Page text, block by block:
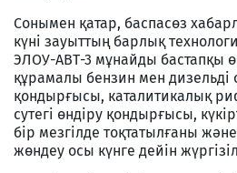
Сонымен қатар, баспасөз
күні зауыттың барлық
ЭЛОУ-АВТ-3 мұнайды бастапқы
құрамалы бензин мен дизельді
қондырғысы, каталитикалық
сутегі өндіру қондырғысы,
бір мезгілде тоқтатылғаны
жөндеу осы күнге дейін